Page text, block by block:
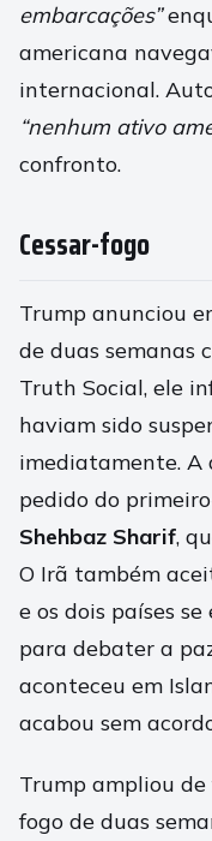
embarcações”
americana
internacional.
“nenhum ativo
confronto.
Cessar-fogo
Trump anunciou
de duas semanas
Truth Social, ele
haviam sido
imediatamente. A
pedido do
Shehbaz Sharif,
O Irã também
e os dois países
para debater a
aconteceu em
acabou sem
Trump ampliou
fogo de duas